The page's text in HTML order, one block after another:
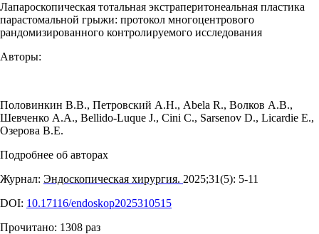
Лапароскопическая тотальная экстраперитонеальная пластика
парастомальной грыжи: протокол многоцентрового
рандомизированного контролируемого исследования
Авторы:
Половинкин В.В., Петровский А.Н., Abela R., Волков А.В.,
Шевченко А.А., Bellido-Luque J., Cini C., Sarsenov D., Licardie E.,
Озерова В.Е.
Подробнее об авторах
Журнал: Эндоскопическая хирургия. 2025;31(5): 5‑11
DOI: 10.17116/endoskop2025310515
Прочитано: 1308 раз